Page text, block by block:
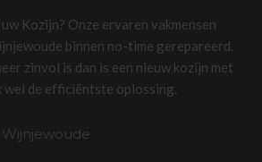
Kozijn? Onze ervaren vakmensen
binnen no-time gerepareerd.
zinvol is dan is een nieuw kozijn met
de efficiëntste oplossing.